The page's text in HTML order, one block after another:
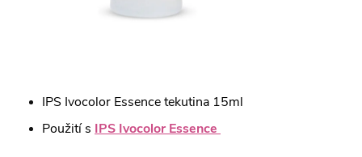
IPS Ivocolor Essence tekutina 15ml
Použití s IPS Ivocolor Essence